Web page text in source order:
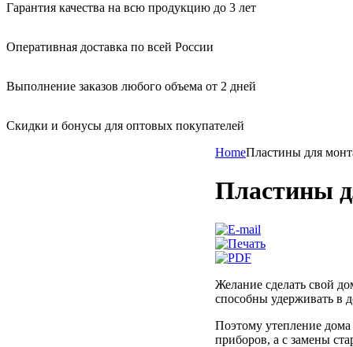
Гарантия качества на всю продукцию до 3 лет
Оперативная доставка по всей России
Выполнение заказов любого объема от 2 дней
Скидки и бонусы для оптовых покупателей
HomeПластины для
Пластины
Желание сделать свой
способны удерживать в
Поэтому утепление
приборов, а с замены